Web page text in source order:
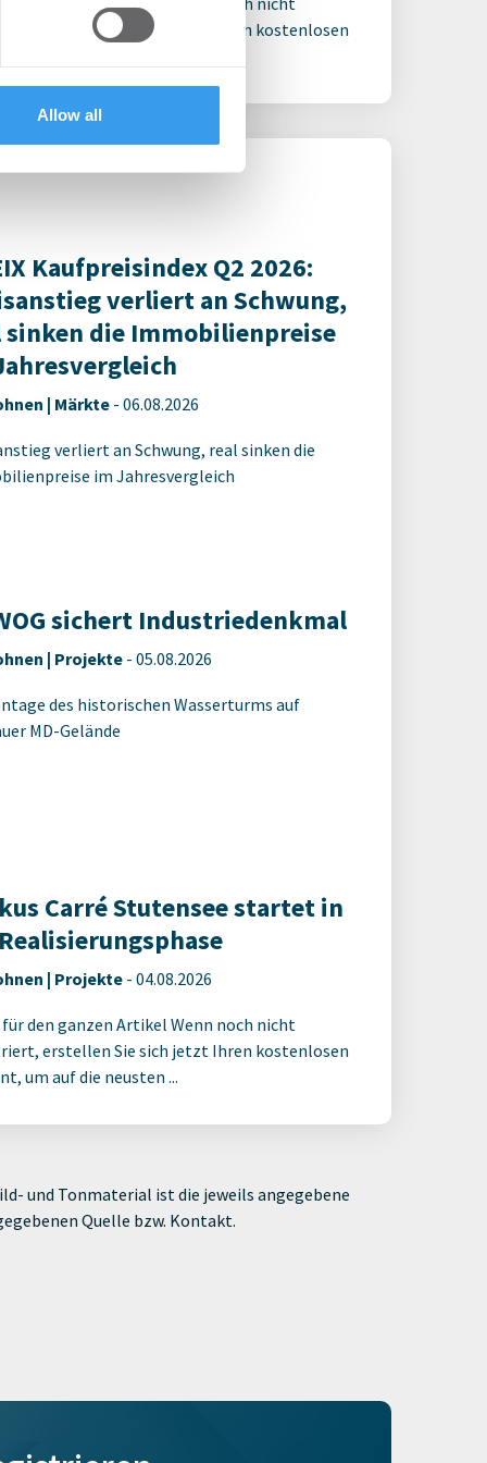
Allow all
erstellen Sie sich jetzt Ihren kostenlosen
Kaufpreisindex Q2 2026:
verliert an Schwung,
sinken die Immobilienpreise
| Märkte- 06.08.2026
verliert an Schwung, real sinken die
im Jahresvergleich
sichert Industriedenkmal
| Projekte - 05.08.2026
des historischen Wasserturms auf
MD-Gelände
Carré Stutensee startet in
| Projekte - 04.08.2026
den ganzen Artikel Wenn noch nicht
erstellen Sie sich jetzt Ihren kostenlosen
um auf die neusten ...
und Tonmaterial ist die jeweils angegebene
Quelle bzw. Kontakt.